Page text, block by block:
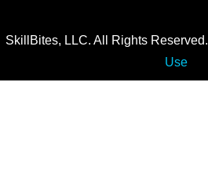
SkillBites, LLC. All Rights Reserved.
Use